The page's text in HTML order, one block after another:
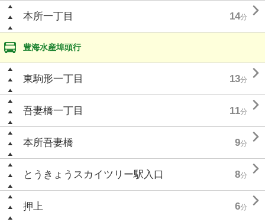
本所一丁目 14分 
豊海水産埠頭行
東駒形一丁目 13分 
吾妻橋一丁目 11分 
本所吾妻橋 9分 
とうきょうスカイツリー駅入口 8分 
押上 6分 